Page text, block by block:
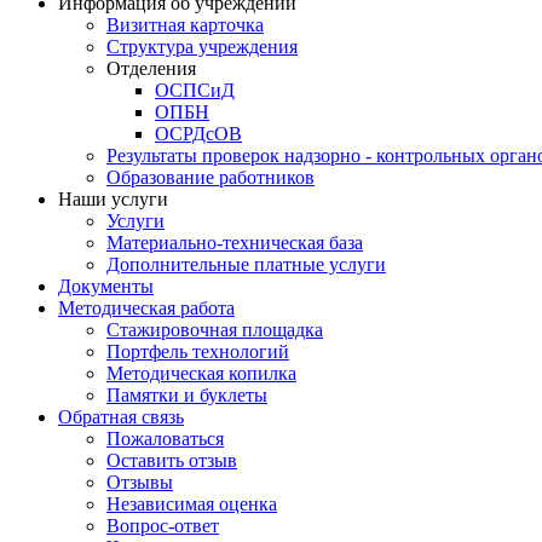
Визитная карточка
Структура учреждения
Отделения
ОСПСиД
ОПБН
ОСРДсОВ
Результаты проверок надзорно - контрольных
Образование работников
Наши услуги
Услуги
Материально-техническая база
Дополнительные платные услуги
Документы
Методическая работа
Стажировочная площадка
Портфель технологий
Методическая копилка
Памятки и буклеты
Обратная связь
Пожаловаться
Оставить отзыв
Отзывы
Независимая оценка
Вопрос-ответ